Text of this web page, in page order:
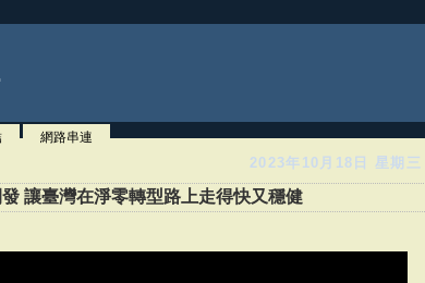
網路串連
2023年10月18日 星期三
讓臺灣在淨零轉型路上走得快又穩健